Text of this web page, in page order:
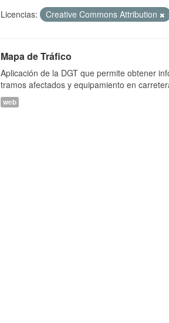
Licencias: Creative Commons Attribution
Mapa de Tráfico
Aplicación de la DGT que permite obtener
tramos afectados y equipamiento en
web